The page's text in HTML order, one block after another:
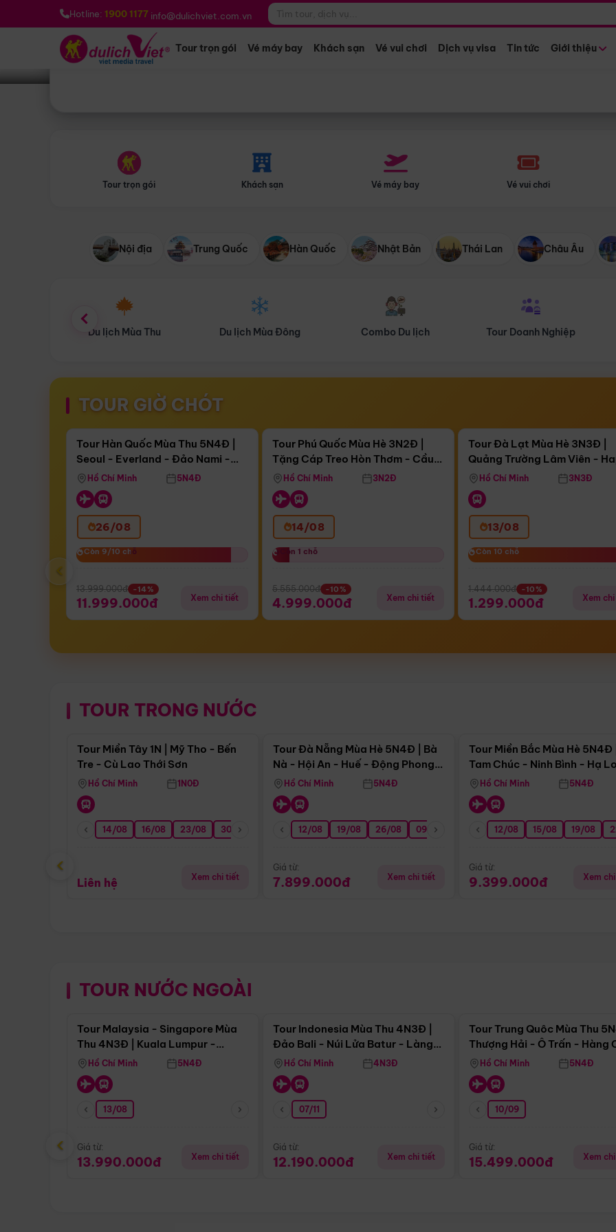
Hotline: 1900 1177 info@dulichviet.com.vn
Tour trọn gói Vé máy bay Khách sạn Vé vui chơi Dịch vụ visa Tin tức Giới thiệu
Bạn muốn đi đâu? *
Tour trọn gói Khách sạn Vé máy bay Vé vui chơi
Nội địa Trung Quốc Hàn Quốc Nhật Bản Thái Lan Châu Âu
Du lịch Mùa Đông Combo Du lịch Tour Doanh Nghiệp Du lịch Hành Hương
TOUR GIỜ CHÓT
Còn17 ngày 10:40:37
Bay Sun Phuquoc Airways
Điểm nổi bật
Tour Hàn Quốc Mùa Thu 5N4Đ |
Seoul - Everland - Đảo Nami -
Tháp Namsan (Bay Sun Phuquoc
Airways)
Hồ Chí Minh 5N4Đ
26/08
Còn 9/10 chỗ
Còn 9/10 chỗ
13.999.000đ -14%
11.999.000đ Xem chi tiết
Còn05 ngày 10:40:37
Tặng Cáp Treo Hòn Thơm
Tour Phú Quốc Mùa Hè 3N2Đ |
Tặng Cáp Treo Hòn Thơm - Cầu
Hôn - Công Viên Nước Aquatopia
Hồ Chí Minh 3N2Đ
14/08
Còn 1 chỗ
Còn 1 chỗ
5.555.000đ -10%
4.999.000đ Xem chi tiết
Còn04 ngày 10:40:37
Tour Đà Lạt Mùa Hè 3N3Đ |
Quảng Trường Lâm Viên -
Hill - Puppy Farm
Hồ Chí Minh 3N3Đ
13/08
Còn 10 chỗ
Còn 10 chỗ
1.444.000đ -10%
1.299.000đ Xem
‹
TOUR TRONG NƯỚC
Điểm nổi bật
Tour Miền Tây 1N | Mỹ Tho - Bến
Tre - Cù Lao Thới Sơn
Hồ Chí Minh 1N0Đ
14/08 16/08 23/08 30/08 06/09 13/09 20/09 27/09
Liên hệ Xem chi tiết
Tour Đà Nẵng Mùa Hè 5N4Đ | Bà
Nà - Hội An - Huế - Động Phong
NhaHồ Chí Minh 5N4Đ
12/08 19/08 26/08 09/09 16/09 23/09 30/09 07/10
Giá từ:
7.899.000đ Xem chi tiết
Tour Miền Bắc Mùa Hè 5N4Đ |
Tam Chúc - Ninh Bình - Hạ
Hồ Chí Minh 5N4Đ
12/08 15/08 19/08
Giá từ:
9.399.000đ Xem
‹
TOUR NƯỚC NGOÀI
Điểm nổi bật
Tour Malaysia - Singapore Mùa
Thu 4N3Đ | Kuala Lumpur -
Malacca - Johor Baru -
Singapore
Hồ Chí Minh 5N4Đ
13/08
Giá từ:
13.990.000đ Xem chi tiết
Tour Indonesia Mùa Thu 4N3Đ |
Đảo Bali - Núi Lửa Batur - Làng
Penglipuran
Hồ Chí Minh 4N3Đ
07/11
Giá từ:
12.190.000đ Xem chi tiết
Tour Trung Quôc Mùa Thu
Thượng Hải - Ô Trấn - Hàng
(Tour Không Shopping)
Hồ Chí Minh 5N4Đ
10/09
Giá từ:
15.499.000đ Xem
‹